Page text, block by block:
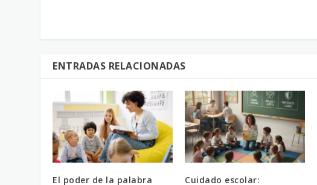
ENTRADAS RELACIONADAS
El poder de la palabra Cuidado escolar: